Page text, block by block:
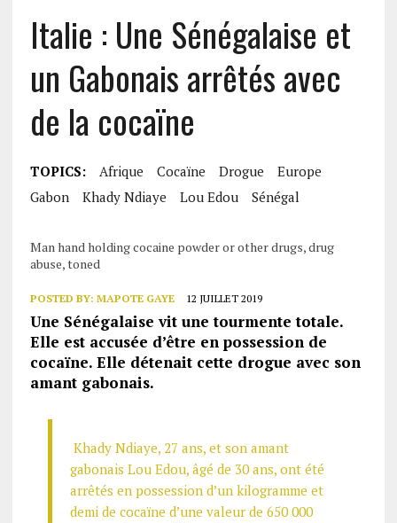
Italie : Une Sénégalaise et
un Gabonais arrêtés avec
de la cocaïne
TOPICS: Afrique Cocaïne Drogue
Europe
Gabon
Khady Ndiaye Lou Edou Sénégal
Man hand holding cocaine powder or other drugs, drug
abuse, toned
POSTED BY: MAPOTE GAYE 12 JUILLET 2019
Une Sénégalaise vit une tourmente totale.
Elle est accusée d’être en possession de
cocaïne. Elle détenait cette drogue avec son
amant gabonais.
Khady Ndiaye, 27 ans, et son amant
gabonais Lou Edou, âgé de 30 ans, ont été
arrêtés en possession d’un kilogramme et
demi de cocaïne d’une valeur de 650 000